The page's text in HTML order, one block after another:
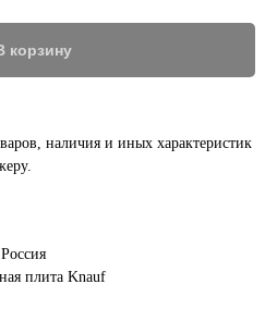
корзину
наличия и иных характеристик
плита Knauf